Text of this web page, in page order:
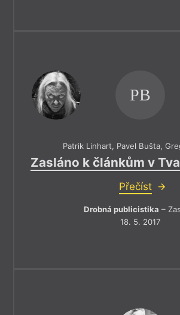
PB
Patrik Linhart, Pavel Bušta,
Zasláno k článkům v
Přečíst
Drobná publicistika –
18. 5. 2017